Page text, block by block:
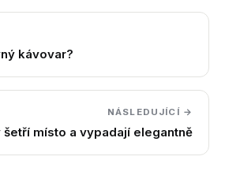
kávovar?
NÁSLEDUJÍCÍ →
šetří místo a vypadají elegantně